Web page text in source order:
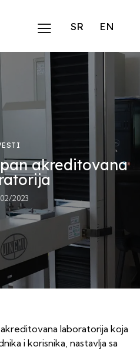
SR EN
akreditovana
2023
laboratorija koja
i korisnika, nastavlja sa